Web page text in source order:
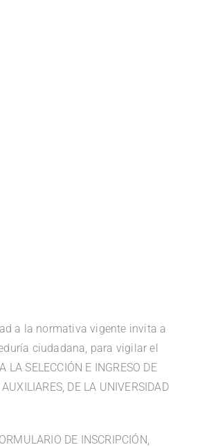
a la normativa vigente invita a
ciudadana, para vigilar el
LA SELECCIÓN E INGRESO DE
DE LA UNIVERSIDAD
DE INSCRIPCIÓN,